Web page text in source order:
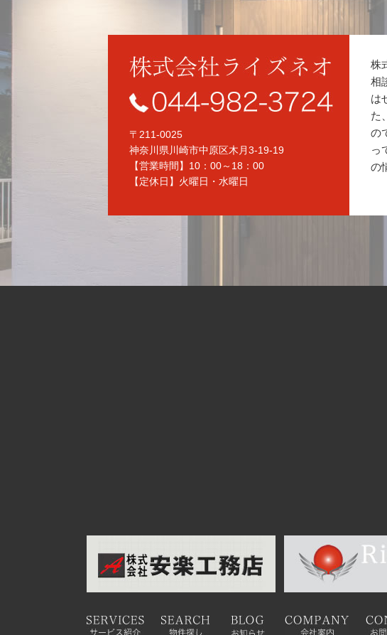
〒211-0025
神奈川県川崎市中原区木月3-19-19
【営業時間】10：00～18：00
【定休日】火曜日・水曜日
株
相
は
た
の
っ
の